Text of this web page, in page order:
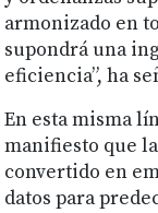
armonizado en
supondrá una
eficiencia”, ha
En esta misma
manifiesto que
convertido en
datos para